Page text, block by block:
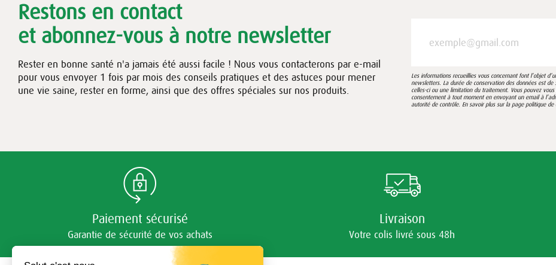
Restons en contact
et abonnez-vous à notre newsletter
Rester en bonne santé n'a jamais été aussi facile ! Nous vous contacterons par e-mail
pour vous envoyer 1 fois par mois des conseils pratiques et des astuces pour mener
une vie saine, rester en forme, ainsi que des offres spéciales sur nos produits.
Les informations recueillies vous concernant font l’objet
newsletters. La durée de conservation des données est
celles-ci ou une limitation du traitement. Vous pouvez
consentement à tout moment en envoyant un email à
autorité de contrôle. En savoir plus sur la pagepolitique de
Paiement sécurisé
Garantie de sécurité de vos achats
Livraison
Votre colis livré sous 48h